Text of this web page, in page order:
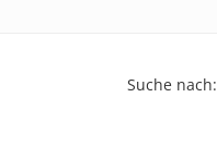
Suche nach: